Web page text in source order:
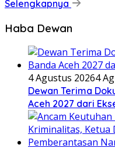
Selengkapnya
Haba Dewan
4 Agustus 20264
Dewan Terima
Aceh 2027 dari